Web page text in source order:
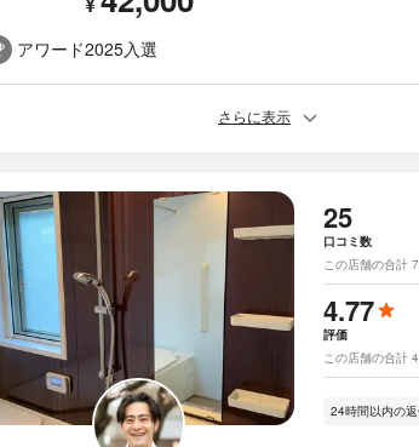
アワード2025入選
さらに表示
25
口コミ数
この店舗の合計
4.77
評価
この店舗の合計
24時間以内の